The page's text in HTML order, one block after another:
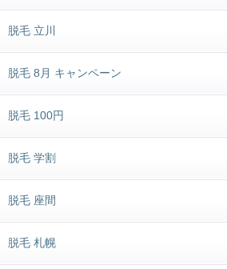
脱毛 立川
脱毛 8月 キャンペーン
脱毛 100円
脱毛 学割
脱毛 座間
脱毛 札幌